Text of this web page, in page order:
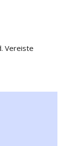
Vereiste